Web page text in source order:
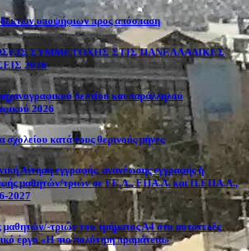
υποψήφιων προς απόσπαση
ΣΥΜΜΕΤΟΧΗΣ ΣΤΙΣ ΠΑΝΕΛΛΑΔΙΚΕΣ
2026
δελτίου και παράλληλου
2026
σχολείου κατά τους θερινούς μήνες
Αίτηση εγγραφής, ανανέωσης εγγραφής ή
μαθητών/τριών σε ΓΕ.Λ., ΕΠΑ.Λ. και Π.ΕΠΑ.Λ.,
2027
μαθητών/-τριών του τμήματος Α4 στο αυτοτελές
έργο «Η πιο πολύτιμη πραμάτεια»